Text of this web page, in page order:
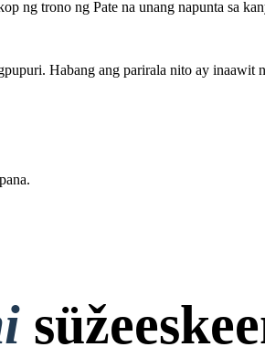
ng trono ng Pate na unang napunta sa
Habang ang parirala nito ay inaawit